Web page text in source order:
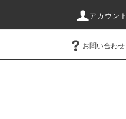
アカウント
お問い合わせ